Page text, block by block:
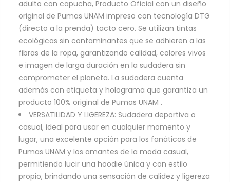
adulto con capucha, Producto Oficial con un diseño
original de Pumas UNAM impreso con tecnología DTG
(directo a la prenda) tacto cero. Se utilizan tintas
ecológicas sin contaminantes que se adhieren a las
fibras de la ropa, garantizando calidad, colores vivos
e imagen de larga duración en la sudadera sin
comprometer el planeta. La sudadera cuenta
además con etiqueta y holograma que garantiza un
producto 100% original de Pumas UNAM .
VERSATILIDAD Y LIGEREZA: Sudadera deportiva o
casual, ideal para usar en cualquier momento y
lugar, una excelente opción para los fanáticos de
Pumas UNAM y los amantes de la moda casual,
permitiendo lucir una hoodie única y con estilo
propio, brindando una sensación de calidez y ligereza